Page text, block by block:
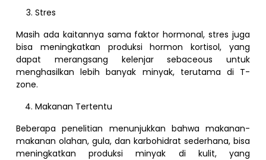
Stres
Masih ada kaitannya sama faktor hormonal, stres juga
bisa meningkatkan produksi hormon kortisol, yang
dapat merangsang kelenjar sebaceous untuk
menghasilkan lebih banyak minyak, terutama di T-
zone.
Makanan Tertentu
Beberapa penelitian menunjukkan bahwa makanan-
makanan olahan, gula, dan karbohidrat sederhana, bisa
meningkatkan produksi minyak di kulit, yang